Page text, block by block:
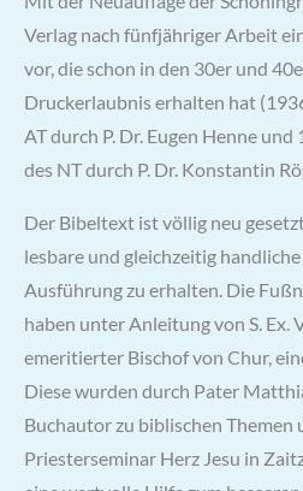
Verlag nach fünfjähriger Arbeit
vor, die schon in den 30er und
Druckerlaubnis erhalten hat
AT durch P. Dr. Eugen Henne
des NT durch P. Dr. Konstantin
Der Bibeltext ist völlig neu
lesbare und gleichzeitig
Ausführung zu erhalten. Die
haben unter Anleitung von S. Ex.
emeritierter Bischof von Chur,
Diese wurden durch Pater
Buchautor zu biblischen Themen
Priesterseminar Herz Jesu in